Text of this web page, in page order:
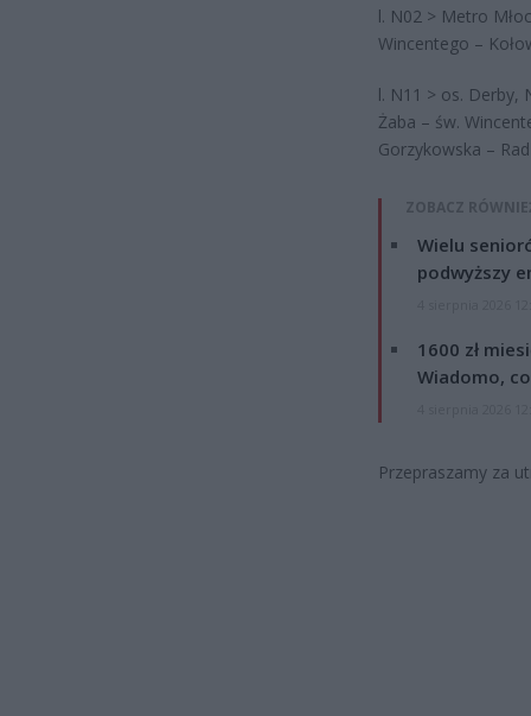
l. N02 > Metro
Wincentego –
l. N11 > os. Derby,
Żaba – św.
Gorzykowska –
ZOBACZ
Wielu
podwyższy
1600 zł
Wiadomo,
Przepraszamy za